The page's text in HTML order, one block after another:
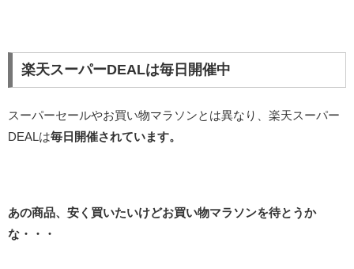
楽天スーパーDEALは毎日開催中
スーパーセールやお買い物マラソンとは異なり、楽天スーパー
DEALは毎日開催されています。
あの商品、安く買いたいけどお買い物マラソンを待とうか
な・・・